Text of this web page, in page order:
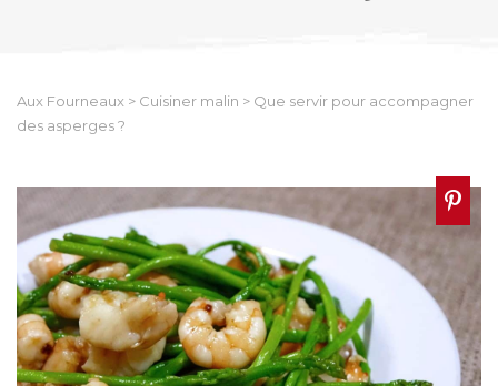
Aux Fourneaux > Cuisiner malin > Que servir pour accompagner
des asperges ?